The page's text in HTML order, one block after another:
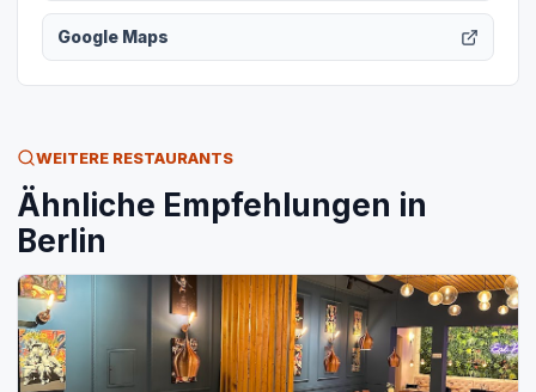
Google Maps
WEITERE RESTAURANTS
Ähnliche Empfehlungen in
Berlin